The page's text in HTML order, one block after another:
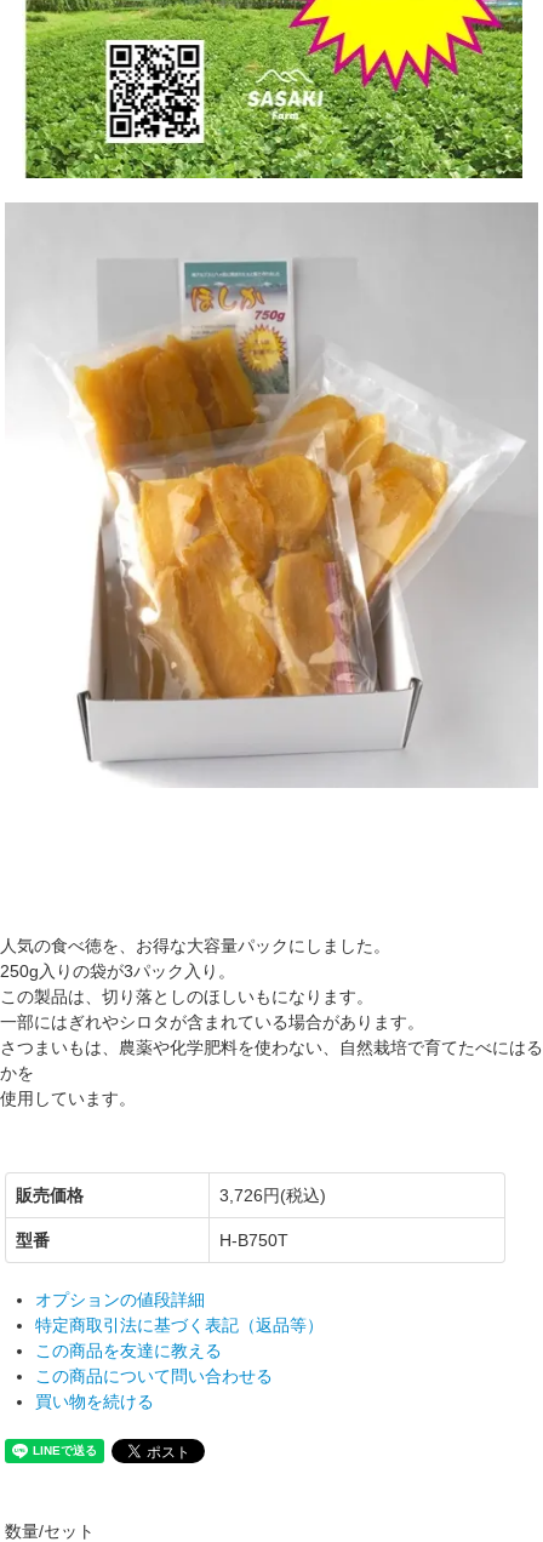
人気の食べ徳を、お得な大容量パックにしました。
250g入りの袋が3パック入り。
この製品は、切り落としのほしいもになります。
一部にはぎれやシロタが含まれている場合があります。
さつまいもは、農薬や化学肥料を使わない、自然栽培で育てたべにはる
かを
使用しています。
販売価格 3,726円(税込)
型番 H-B750T
オプションの値段詳細
特定商取引法に基づく表記（返品等）
この商品を友達に教える
この商品について問い合わせる
買い物を続ける
数量/セット